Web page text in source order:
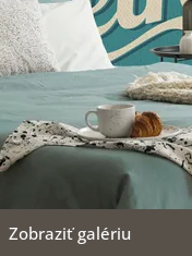
Zobraziť galériu